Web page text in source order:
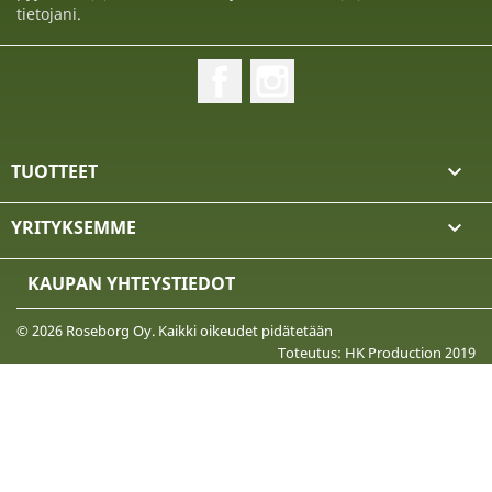
tietojani.
TUOTTEET 
YRITYKSEMME 
KAUPAN YHTEYSTIEDOT
© 2026 Roseborg Oy. Kaikki oikeudet pidätetään
Toteutus: HK Production 2019